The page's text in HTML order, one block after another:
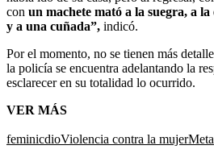
con un machete mató a la suegra, a
y a una cuñada”, indicó.
Por el momento, no se tienen más
la policía se encuentra adelantando la
esclarecer en su totalidad lo ocurrido.
VER MÁS
feminicdioViolencia contra la mujerMeta